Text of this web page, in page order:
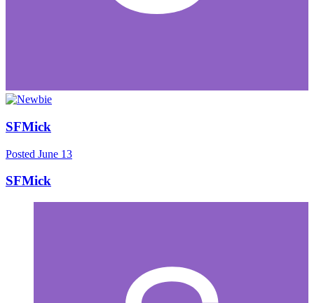
SFMick
Posted June 13
SFMick